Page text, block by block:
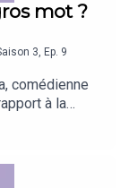
mot ?
3, Ep. 9
comédienne
à la
sa vie,
son prisme